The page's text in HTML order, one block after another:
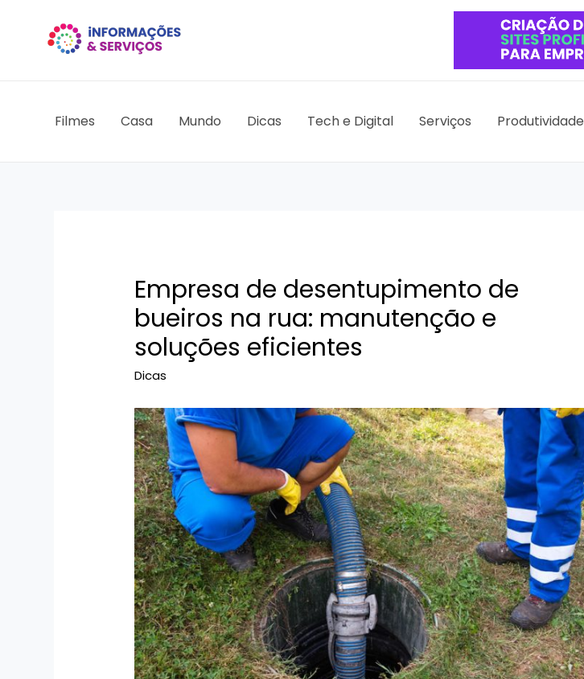
Filmes Casa Mundo Dicas Tech e Digital Serviços Produtividade
Empresa de desentupimento de
bueiros na rua: manutenção e
soluções eficientes
Dicas